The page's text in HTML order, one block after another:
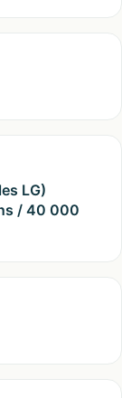
LG)
/ 40 000